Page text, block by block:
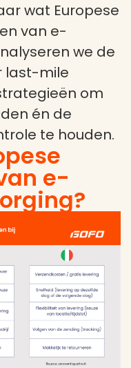
wat Europese
van e-
we de
last-mile
om
én de
te houden.
e-